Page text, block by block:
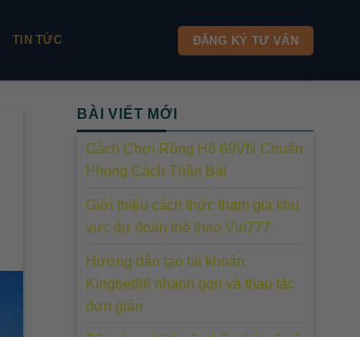
TIN TỨC ĐĂNG KÝ TƯ VẤN
BÀI VIẾT MỚI
Cách Chơi Rồng Hổ 69VN Chuẩn
Phong Cách Thần Bài
Giới thiệu cách thức tham gia khu
vực dự đoán thể thao Vin777
Hướng dẫn tạo tài khoản
Kingbet86 nhanh gọn và thao tác
đơn giản